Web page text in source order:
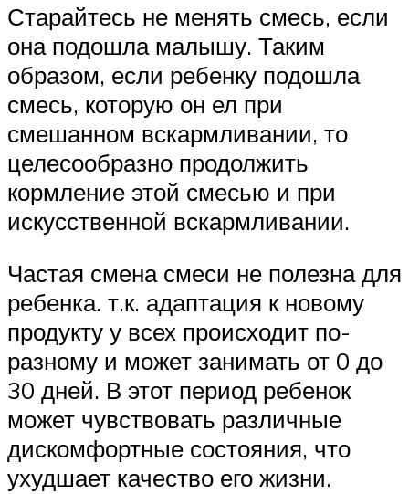
Старайтесь не менять смесь, если
она подошла малышу. Таким
образом, если ребенку подошла
смесь, которую он ел при
смешанном вскармливании, то
целесообразно продолжить
кормление этой смесью и при
искусственной вскармливании.
Частая смена смеси не полезна для
ребенка. т.к. адаптация к новому
продукту у всех происходит по-
разному и может занимать от 0 до
30 дней. В этот период ребенок
может чувствовать различные
дискомфортные состояния, что
ухудшает качество его жизни.